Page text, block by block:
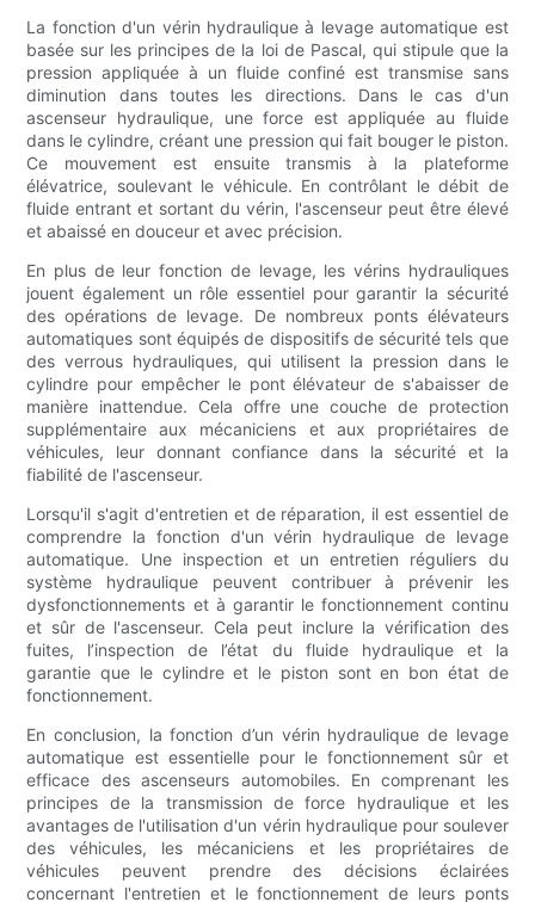
La fonction d'un vérin hydraulique à levage automatique est
basée sur les principes de la loi de Pascal, qui stipule que la
pression appliquée à un fluide confiné est transmise sans
diminution dans toutes les directions. Dans le cas d'un
ascenseur hydraulique, une force est appliquée au fluide
dans le cylindre, créant une pression qui fait bouger le piston.
Ce mouvement est ensuite transmis à la plateforme
élévatrice, soulevant le véhicule. En contrôlant le débit de
fluide entrant et sortant du vérin, l'ascenseur peut être élevé
et abaissé en douceur et avec précision.
En plus de leur fonction de levage, les vérins hydrauliques
jouent également un rôle essentiel pour garantir la sécurité
des opérations de levage. De nombreux ponts élévateurs
automatiques sont équipés de dispositifs de sécurité tels que
des verrous hydrauliques, qui utilisent la pression dans le
cylindre pour empêcher le pont élévateur de s'abaisser de
manière inattendue. Cela offre une couche de protection
supplémentaire aux mécaniciens et aux propriétaires de
véhicules, leur donnant confiance dans la sécurité et la
fiabilité de l'ascenseur.
Lorsqu'il s'agit d'entretien et de réparation, il est essentiel de
comprendre la fonction d'un vérin hydraulique de levage
automatique. Une inspection et un entretien réguliers du
système hydraulique peuvent contribuer à prévenir les
dysfonctionnements et à garantir le fonctionnement continu
et sûr de l'ascenseur. Cela peut inclure la vérification des
fuites, l’inspection de l’état du fluide hydraulique et la
garantie que le cylindre et le piston sont en bon état de
fonctionnement.
En conclusion, la fonction d’un vérin hydraulique de levage
automatique est essentielle pour le fonctionnement sûr et
efficace des ascenseurs automobiles. En comprenant les
principes de la transmission de force hydraulique et les
avantages de l'utilisation d'un vérin hydraulique pour soulever
des véhicules, les mécaniciens et les propriétaires de
véhicules peuvent prendre des décisions éclairées
concernant l'entretien et le fonctionnement de leurs ponts